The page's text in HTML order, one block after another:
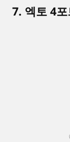
7. 엑토 4